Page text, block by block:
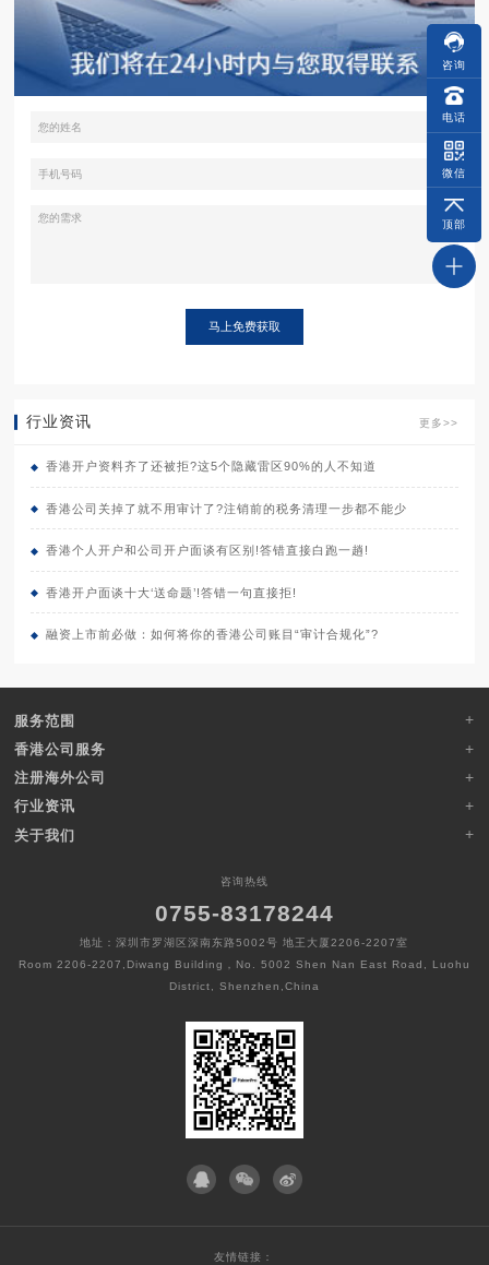
行业资讯 更多>>
香港开户资料齐了还被拒?这5个隐藏雷区90%的人不知道
香港公司关掉了就不用审计了?注销前的税务清理一步都不能少
香港个人开户和公司开户面谈有区别!答错直接白跑一趟!
香港开户面谈十大‘送命题’!答错一句直接拒!
融资上市前必做：如何将你的香港公司账目“审计合规化”?
服务范围
香港公司服务
注册海外公司
行业资讯
关于我们
咨询热线
0755-83178244
地址：深圳市罗湖区深南东路5002号 地王大厦2206-2207室
Room 2206-2207,Diwang Building，No. 5002 Shen Nan East Road, Luohu
District, Shenzhen,China
友情链接：
咨询
电话
微信
顶部